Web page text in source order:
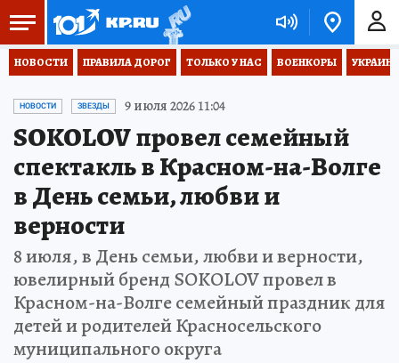
НОВОСТИ ПРАВИЛА ДОРОГ ТОЛЬКО У НАС ВОЕНКОРЫ
НОВОСТИ ЗВЕЗДЫ 9 июля 2026 11:04
SOKOLOV провел семейный
спектакль в Красном-на-Волге
в День семьи, любви и
верности
8 июля, в День семьи, любви и верности,
ювелирный бренд SOKOLOV провел в
Красном-на-Волге семейный праздник для
детей и родителей Красносельского
муниципального округа